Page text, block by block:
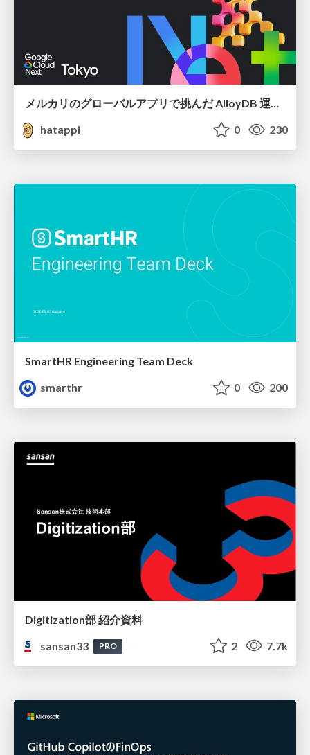
hatappi
0 230
SmartHR Engineering Team Deck
smarthr
0 200
Digitization部 紹介資料
sansan33
PRO 2 7.7k